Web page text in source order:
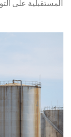
المستقبلية على